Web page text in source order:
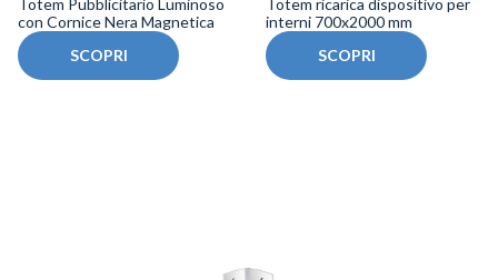
Totem Pubblicitario Luminoso
con Cornice Nera Magnetica
SCOPRI
Totem ricarica dispositivo per
interni 700x2000 mm
SCOPRI